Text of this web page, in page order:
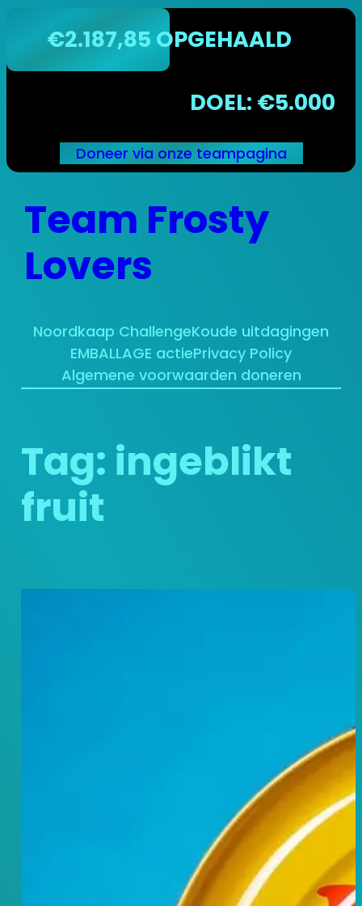
€2.187,85 OPGEHAALD
DOEL: €5.000
Doneer via onze teampagina
naar
inhoud
Team Frosty
Lovers
Noordkaap ChallengeKoude uitdagingen
EMBALLAGE actiePrivacy Policy
Algemene voorwaarden doneren
Tag: ingeblikt
fruit